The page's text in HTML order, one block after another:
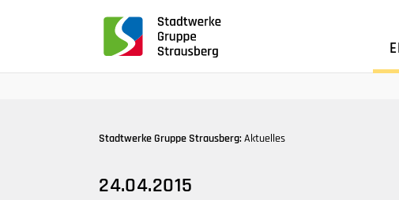
Navigation
Tabulatorentaste:Stadtwerke Gruppe Strausberg:Aktuelles
24.04.2015